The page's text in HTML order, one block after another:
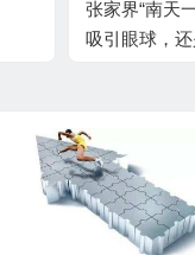
张家界“南天
吸引眼球，